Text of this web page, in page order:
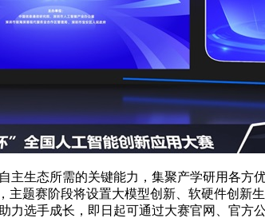
生态所需的关键能力，集聚产学研用各方
题赛阶段将设置大模型创新、软硬件创新
选手成长，即日起可通过大赛官网、官方公